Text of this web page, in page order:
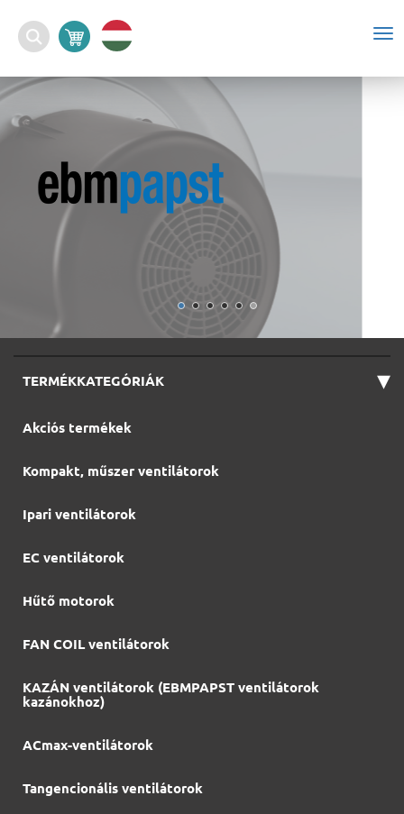
TERMÉKKATEGÓRIÁK ▾
Akciós termékek
Kompakt, műszer ventilátorok
Ipari ventilátorok
EC ventilátorok
Hűtő motorok
FAN COIL ventilátorok
KAZÁN ventilátorok (EBMPAPST ventilátorok
kazánokhoz)
ACmax-ventilátorok
Tangencionális ventilátorok